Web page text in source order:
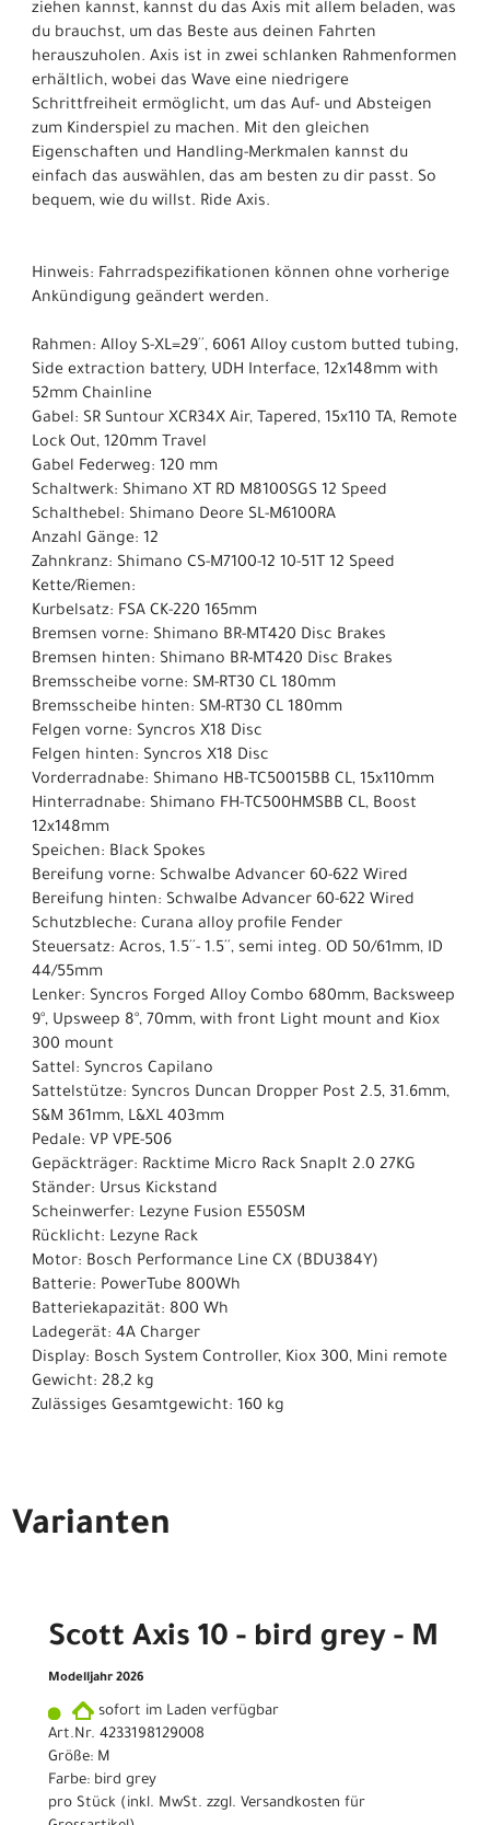
ziehen kannst, kannst du das Axis mit allem beladen, was
du brauchst, um das Beste aus deinen Fahrten
herauszuholen. Axis ist in zwei schlanken Rahmenformen
erhältlich, wobei das Wave eine niedrigere
Schrittfreiheit ermöglicht, um das Auf- und Absteigen
zum Kinderspiel zu machen. Mit den gleichen
Eigenschaften und Handling-Merkmalen kannst du
einfach das auswählen, das am besten zu dir passt. So
bequem, wie du willst. Ride Axis.
Hinweis: Fahrradspezifikationen können ohne vorherige
Ankündigung geändert werden.
Rahmen: Alloy S-XL=29´´, 6061 Alloy custom butted tubing,
Side extraction battery, UDH Interface, 12x148mm with
52mm Chainline
Gabel: SR Suntour XCR34X Air, Tapered, 15x110 TA, Remote
Lock Out, 120mm Travel
Gabel Federweg: 120 mm
Schaltwerk: Shimano XT RD M8100SGS 12 Speed
Schalthebel: Shimano Deore SL-M6100RA
Anzahl Gänge: 12
Zahnkranz: Shimano CS-M7100-12 10-51T 12 Speed
Kette/Riemen:
Kurbelsatz: FSA CK-220 165mm
Bremsen vorne: Shimano BR-MT420 Disc Brakes
Bremsen hinten: Shimano BR-MT420 Disc Brakes
Bremsscheibe vorne: SM-RT30 CL 180mm
Bremsscheibe hinten: SM-RT30 CL 180mm
Felgen vorne: Syncros X18 Disc
Felgen hinten: Syncros X18 Disc
Vorderradnabe: Shimano HB-TC50015BB CL, 15x110mm
Hinterradnabe: Shimano FH-TC500HMSBB CL, Boost
12x148mm
Speichen: Black Spokes
Bereifung vorne: Schwalbe Advancer 60-622 Wired
Bereifung hinten: Schwalbe Advancer 60-622 Wired
Schutzbleche: Curana alloy profile Fender
Steuersatz: Acros, 1.5´´- 1.5´´, semi integ. OD 50/61mm, ID
44/55mm
Lenker: Syncros Forged Alloy Combo 680mm, Backsweep
9°, Upsweep 8°, 70mm, with front Light mount and Kiox
300 mount
Sattel: Syncros Capilano
Sattelstütze: Syncros Duncan Dropper Post 2.5, 31.6mm,
S&M 361mm, L&XL 403mm
Pedale: VP VPE-506
Gepäckträger: Racktime Micro Rack SnapIt 2.0 27KG
Ständer: Ursus Kickstand
Scheinwerfer: Lezyne Fusion E550SM
Rücklicht: Lezyne Rack
Motor: Bosch Performance Line CX (BDU384Y)
Batterie: PowerTube 800Wh
Batteriekapazität: 800 Wh
Ladegerät: 4A Charger
Display: Bosch System Controller, Kiox 300, Mini remote
Gewicht: 28,2 kg
Zulässiges Gesamtgewicht: 160 kg
Varianten
Scott Axis 10 - bird grey - M
Modelljahr 2026
sofort im Laden verfügbar
Art.Nr. 4233198129008
Größe: M
Farbe: bird grey
pro Stück (inkl. MwSt. zzgl. Versandkosten für